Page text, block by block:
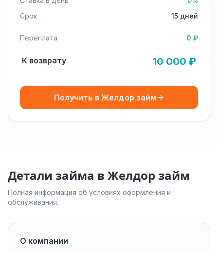
Срок
15 дней
Переплата 0 ₽
К возврату 10 000 ₽
Получить в Желдор займ
Детали займа в Желдор займ
Полная информация об условиях оформления и
обслуживания.
О компании